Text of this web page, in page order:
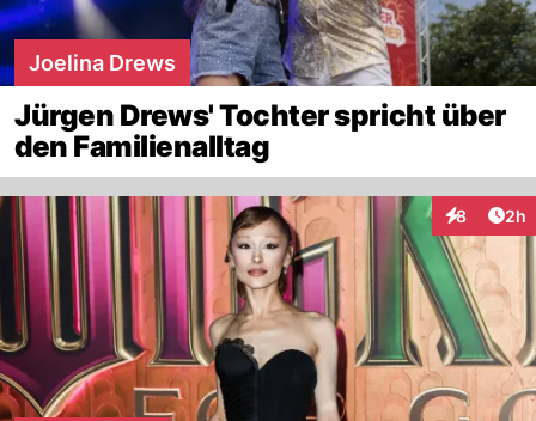
Joelina Drews
Jürgen Drews' Tochter spricht über
den Familienalltag
8 2h